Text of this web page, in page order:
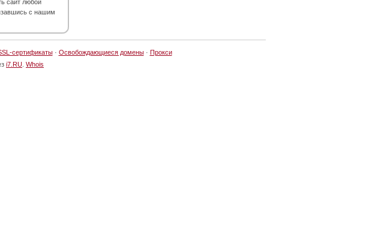
сайт любой
с нашим
сертификаты· Освобождающиеся домены· Прокси
i7.RU Whois